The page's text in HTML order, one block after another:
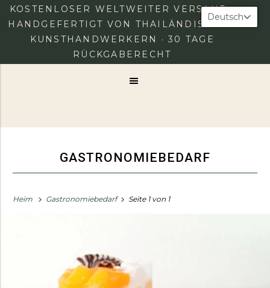
KOSTENLOSER WELTWEITER VERSAND ·
HANDGEFERTIGT VON THAILÄNDISCHEN
KUNSTHANDWERKERN · 30 TAGE
RÜCKGABERECHT
ANMELDUNG 0 KASSE
GASTRONOMIEBEDARF
Heim Gastronomiebedarf Seite 1 von 1
Deutsch